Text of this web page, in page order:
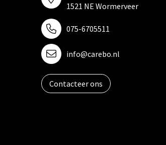
1521 NE Wormerveer
075-6705511
info@carebo.nl
Contacteer ons